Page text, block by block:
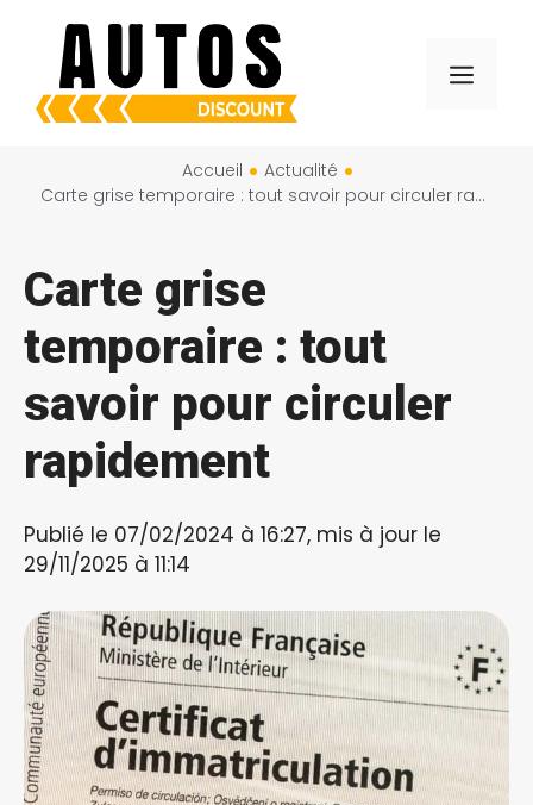
contenu
Menu
Accueil
Actualité
Carte grise temporaire : tout savoir pour circuler rapidement
Carte grise
temporaire : tout
savoir pour circuler
rapidement
Publié le 07/02/2024 à 16:27, mis à jour le
29/11/2025 à 11:14